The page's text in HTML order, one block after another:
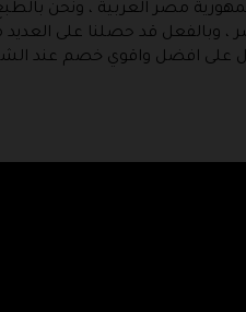
مصر العربية ، ونحن
وبالفعل قد حصلنا على العديد
افضل واقوي خصم عند